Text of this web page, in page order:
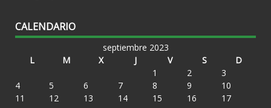
CALENDARIO
septiembre 2023
L
M X J V S
D
1
2
3
4
5 6 7 8 9
10
11
12 13 14 15 16
17